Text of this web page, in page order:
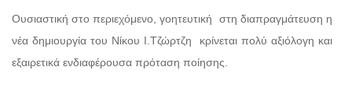
Ουσιαστική στο περιεχόμενο, γοητευτική στη διαπραγμάτευση η
νέα δημιουργία του Νίκου Ι.Τζώρτζη κρίνεται πολύ αξιόλογη και
εξαιρετικά ενδιαφέρουσα πρόταση ποίησης.